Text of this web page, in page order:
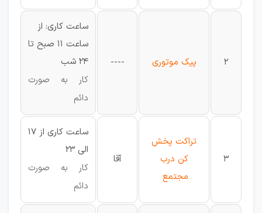
2 پیک موتوری ----
ساعت کاری: از
ساعت 11 صبح تا
24 شب
کار به صورت
دائم
3
تراکت پخش
کن درب
مجتمع
آقا
ساعت کاری از 17
الی 23
کار به صورت
دائم